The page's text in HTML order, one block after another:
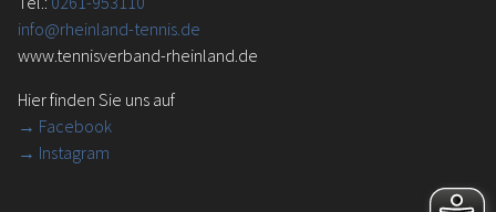
info@rheinland-tennis.de
www.tennisverband-rheinland.de
Hier finden Sie uns auf
→ Facebook
→ Instagram